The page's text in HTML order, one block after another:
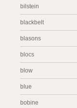
bilstein
blackbelt
blasons
blocs
blow
blue
bobine